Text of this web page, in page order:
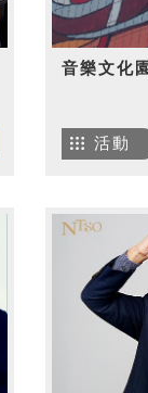
音樂文化
活動